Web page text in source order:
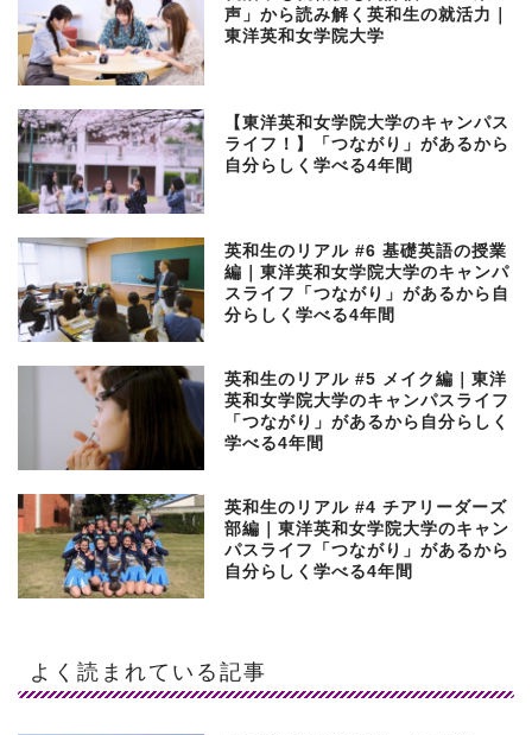
声」から読み解く英和生の就活力｜
東洋英和女学院大学
【東洋英和女学院大学のキャンパス
ライフ！】「つながり」があるから
自分らしく学べる4年間
英和生のリアル #6 基礎英語の授業
編｜東洋英和女学院大学のキャンパ
スライフ「つながり」があるから自
分らしく学べる4年間
英和生のリアル #5 メイク編｜東洋
英和女学院大学のキャンパスライフ
「つながり」があるから自分らしく
学べる4年間
英和生のリアル #4 チアリーダーズ
部編｜東洋英和女学院大学のキャン
パスライフ「つながり」があるから
自分らしく学べる4年間
よく読まれている記事